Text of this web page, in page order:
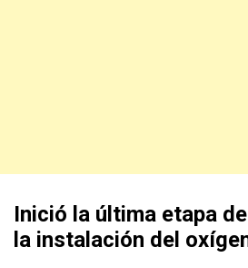
Inició la última etapa
la instalación del